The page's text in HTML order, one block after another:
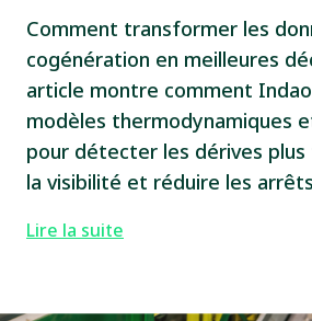
Comment transformer les
cogénération en meilleures
article montre comment
modèles thermodynamiques
pour détecter les dérives
la visibilité et réduire les
Lire la suite